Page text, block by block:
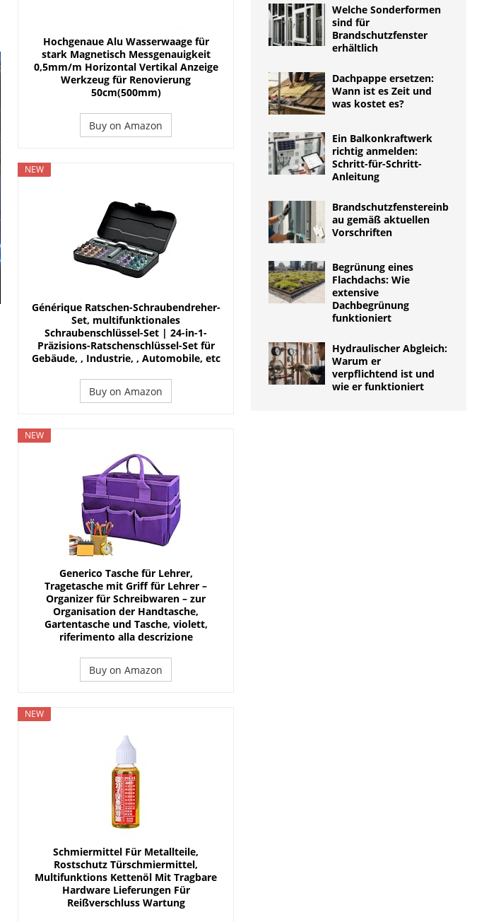
Hochgenaue Alu Wasserwaage für
stark Magnetisch Messgenauigkeit
0,5mm/m Horizontal Vertikal Anzeige
Werkzeug für Renovierung
50cm(500mm)
Buy on Amazon
NEW
Générique Ratschen-Schraubendreher-
Set, multifunktionales
Schraubenschlüssel-Set | 24-in-1-
Präzisions-Ratschenschlüssel-Set für
Gebäude, , Industrie, , Automobile, etc
Buy on Amazon
NEW
Generico Tasche für Lehrer,
Tragetasche mit Griff für Lehrer –
Organizer für Schreibwaren – zur
Organisation der Handtasche,
Gartentasche und Tasche, violett,
riferimento alla descrizione
Buy on Amazon
NEW
Schmiermittel Für Metallteile,
Rostschutz Türschmiermittel,
Multifunktions Kettenöl Mit Tragbare
Hardware Lieferungen Für
Reißverschluss Wartung
Welche Sonderformen
sind für
Brandschutzfenster
erhältlich
Dachpappe ersetzen:
Wann ist es Zeit und
was kostet es?
Ein Balkonkraftwerk
richtig anmelden:
Schritt-für-Schritt-
Anleitung
Brandschutzfenstereinb
au gemäß aktuellen
Vorschriften
Begrünung eines
Flachdachs: Wie
extensive
Dachbegrünung
funktioniert
Hydraulischer Abgleich:
Warum er
verpflichtend ist und
wie er funktioniert